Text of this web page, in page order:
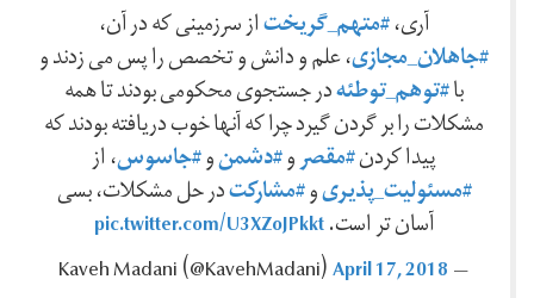
آری،#متهم_گریختاز سرزمینی که در آن،
#جاهلان_مجازی، علم و دانش و تخصص را پس می زدند و
با#توهم_توطئهدر جستجوی محکومی بودند تا همه
مشکلات را بر گردن گیرد چرا که آنها خوب دریافته بودند که
پیدا کردن#مقصرو#دشمنو#جاسوس، از
#مسئولیت_پذیریو#مشارکتدر حل مشکلات، بسی
آسان تر است.pic.twitter.com/U3XZoJPkkt
— Kaveh Madani ‪(@KavehMadani)‬
April 17, 2018